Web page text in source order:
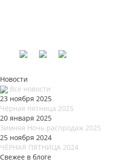
Новости
Все новости
23 ноября 2025
Чёрная пятница 2025
20 января 2025
Зимняя Ночь распродаж 2025
25 ноября 2024
ЧЁРНАЯ ПЯТНИЦА 2024
Свежее в блоге